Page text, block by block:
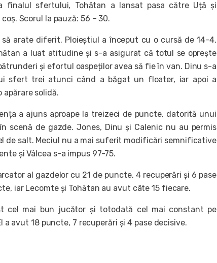
finalul sfertului, Tohătan a lansat pasa către Uță și
Scorul la pauză: 56 – 30.
arate diferit. Ploieștiul a început cu o cursă de 14-4,
a luat atitudine și s-a asigurat că totul se oprește
și efortul oaspeților avea să fie în van. Dinu s-a
sfert trei atunci când a băgat un floater, iar apoi a
apărare solidă.
a ajuns aproape la treizeci de puncte, datorită unui
scenă de gazde. Jones, Dinu și Calenic nu au permis
de salt. Meciul nu a mai suferit modificări semnificative
și Vâlcea s-a impus 97-75.
al gazdelor cu 21 de puncte, 4 recuperări și 6 pase
iar Lecomte și Tohătan au avut câte 15 fiecare.
cel mai bun jucător și totodată cel mai constant pe
avut 18 puncte, 7 recuperări și 4 pase decisive.